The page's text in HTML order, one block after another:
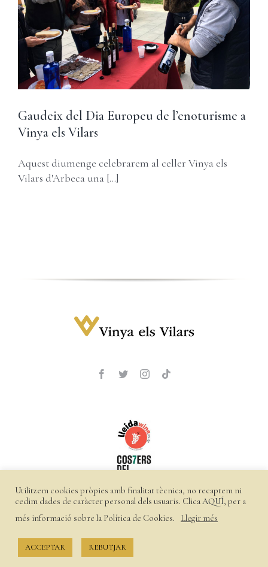
Gaudeix del Dia Europeu de l’enoturisme a
Vinya els Vilars
Aquest diumenge celebrarem al celler Vinya els
Vilars d'Arbeca una [...]
cookies|Enviaments i devolucions
Utilitzem cookies pròpies amb finalitat tècnica, no recaptem ni
cedim dades de caràcter personal dels usuaris. ClicaAQUÍ, per a
més informació sobre la Política de Cookies.
Llegir més
ACCEPTAR REBUTJAR